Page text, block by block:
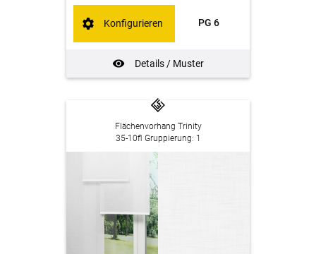
PG 6
Details / Muster
Konfigurieren
Flächenvorhang Trinity
35-10fl Gruppierung: 1